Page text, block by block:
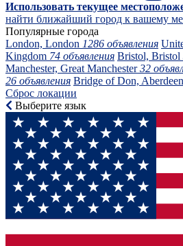
Использовать текущее
найти ближайший город к вашему
Популярные города
London, London 1286 объявления
Kingdom 74 объявления Bristol, Bristol
Manchester, Great Manchester32
26 объявления Bridge of Don,
Сброс локации
Выберите язык